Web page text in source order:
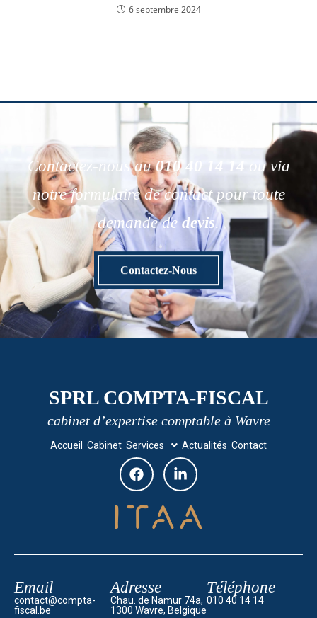
6 septembre 2024
Contactez-nous au010 40 14 14
ou via
notre formulaire de contact pour toute
demande de devis.
Contactez-Nous
SPRL COMPTA-FISCAL
cabinet d’expertise comptable à Wavre
Accueil Cabinet Services Actualités Contact
Email
contact@compta-
fiscal.be
Adresse
Chau. de Namur 74a,
1300 Wavre, Belgique
Téléphone
010 40 14 14